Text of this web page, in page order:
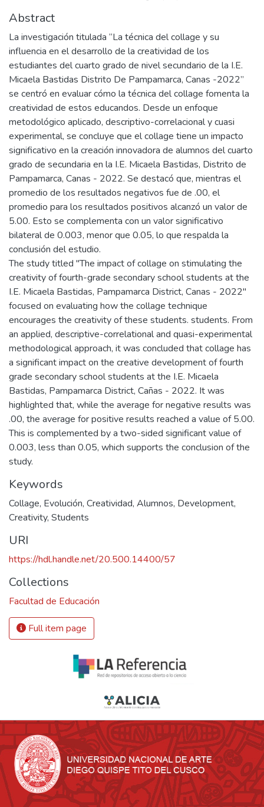
Abstract
La investigación titulada “La técnica del collage y su
influencia en el desarrollo de la creatividad de los
estudiantes del cuarto grado de nivel secundario de la I.E.
Micaela Bastidas Distrito De Pampamarca, Canas -2022”
se centró en evaluar cómo la técnica del collage fomenta la
creatividad de estos educandos. Desde un enfoque
metodológico aplicado, descriptivo-correlacional y cuasi
experimental, se concluye que el collage tiene un impacto
significativo en la creación innovadora de alumnos del cuarto
grado de secundaria en la I.E. Micaela Bastidas, Distrito de
Pampamarca, Canas - 2022. Se destacó que, mientras el
promedio de los resultados negativos fue de .00, el
promedio para los resultados positivos alcanzó un valor de
5.00. Esto se complementa con un valor significativo
bilateral de 0.003, menor que 0.05, lo que respalda la
conclusión del estudio.
The study titled "The impact of collage on stimulating the
creativity of fourth-grade secondary school students at the
I.E. Micaela Bastidas, Pampamarca District, Canas - 2022"
focused on evaluating how the collage technique
encourages the creativity of these students. students. From
an applied, descriptive-correlational and quasi-experimental
methodological approach, it was concluded that collage has
a significant impact on the creative development of fourth
grade secondary school students at the I.E. Micaela
Bastidas, Pampamarca District, Cañas - 2022. It was
highlighted that, while the average for negative results was
.00, the average for positive results reached a value of 5.00.
This is complemented by a two-sided significant value of
0.003, less than 0.05, which supports the conclusion of the
study.
Keywords
Collage, Evolución, Creatividad, Alumnos, Development,
Creativity, Students
URI
https://hdl.handle.net/20.500.14400/57
Collections
Facultad de Educación
Full item page